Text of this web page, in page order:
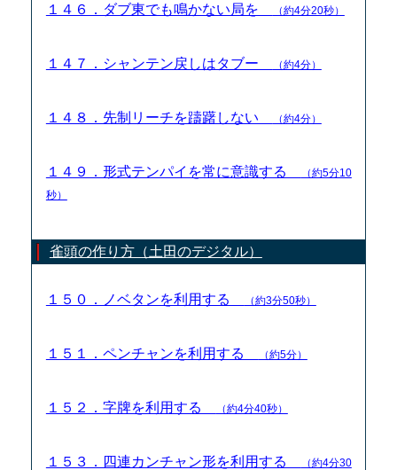
１４６．ダブ東でも鳴かない局を （約4分20秒）
１４７．シャンテン戻しはタブー （約4分）
１４８．先制リーチを躊躇しない （約4分）
１４９．形式テンパイを常に意識する
（約5分10
秒）
雀頭の作り方（土田のデジタル）
１５０．ノベタンを利用する （約3分50秒）
１５１．ペンチャンを利用する （約5分）
１５２．字牌を利用する （約4分40秒）
１５３．四連カンチャン形を利用する
（約4分30